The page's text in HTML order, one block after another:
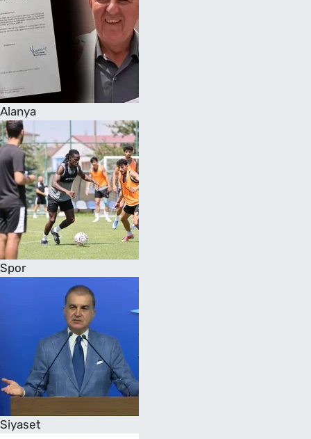
Alanya
Spor
Siyaset